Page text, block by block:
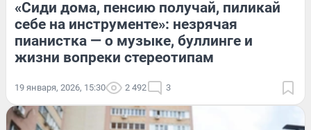
«Сиди дома, пенсию получай, пиликай
себе на инструменте»: незрячая
пианистка — о музыке, буллинге и
жизни вопреки стереотипам
19 января, 2026, 15:30 2 492 3